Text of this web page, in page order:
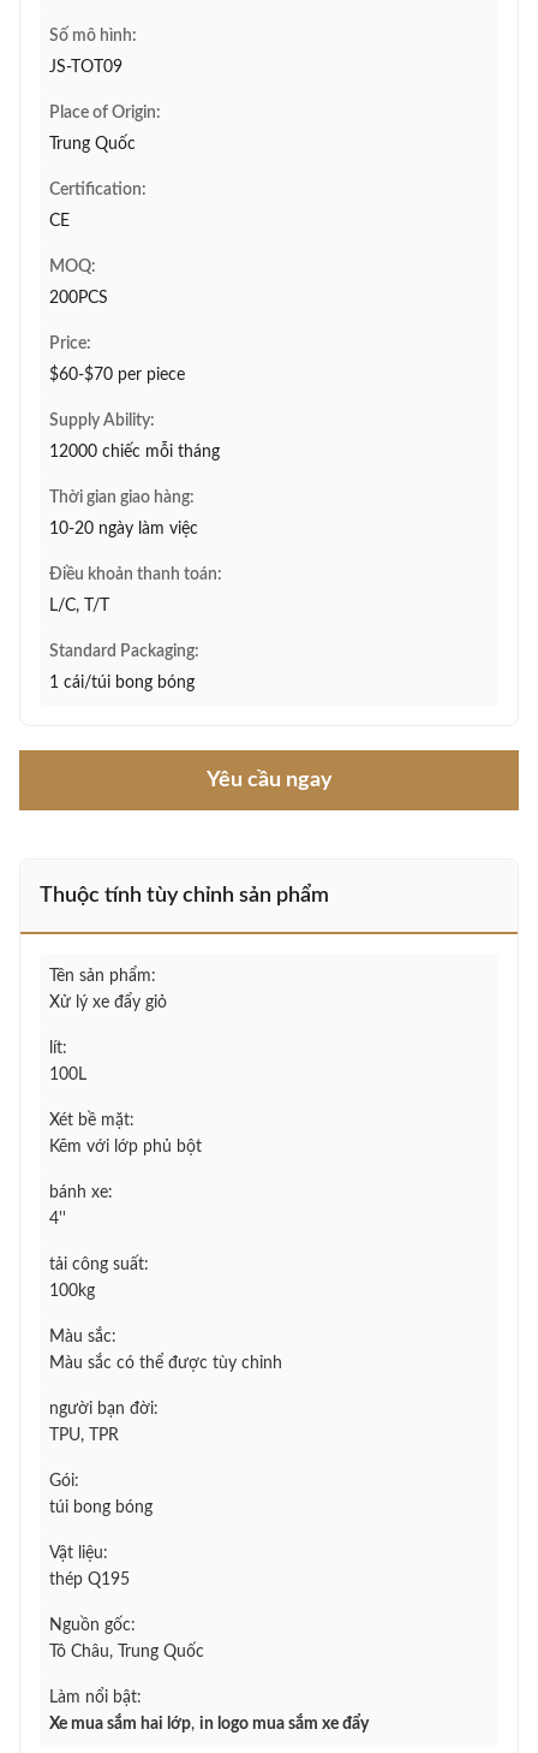
Số mô hình:
JS-TOT09
Place of Origin:
Trung Quốc
Certification:
CE
MOQ:
200PCS
Price:
$60-$70 per piece
Supply Ability:
12000 chiếc mỗi tháng
Thời gian giao hàng:
10-20 ngày làm việc
Điều khoản thanh toán:
L/C, T/T
Standard Packaging:
1 cái/túi bong bóng
Yêu cầu ngay
Thuộc tính tùy chỉnh sản phẩm
Tên sản phẩm:
Xử lý xe đẩy giỏ
lít:
100L
Xét bề mặt:
Kẽm với lớp phủ bột
bánh xe:
4''
tải công suất:
100kg
Màu sắc:
Màu sắc có thể được tùy chỉnh
người bạn đời:
TPU, TPR
Gói:
túi bong bóng
Vật liệu:
thép Q195
Nguồn gốc:
Tô Châu, Trung Quốc
Làm nổi bật:
Xe mua sắm hai lớp, in logo mua sắm xe đẩy